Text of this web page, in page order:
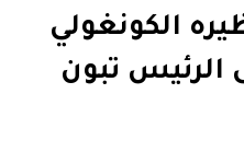
الكونغولي
الرئيس تبون